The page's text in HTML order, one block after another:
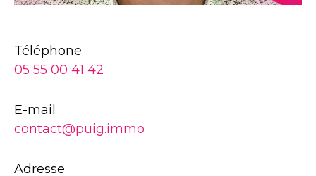
Téléphone
05 55 00 41 42
E-mail
contact@puig.immo
Adresse